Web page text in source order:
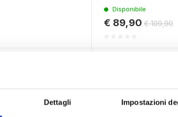
Dettagli Impostazioni
Disponibile
€ 89,90 € 109,90